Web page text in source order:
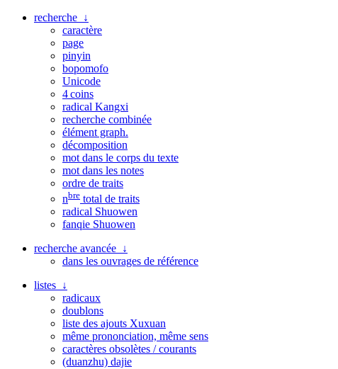
recherche ↓
caractère
page
pinyin
bopomofo
Unicode
4 coins
radical Kangxi
recherche combinée
élément graph.
décomposition
mot dans le corps du texte
mot dans les notes
ordre de traits
nbre total de traits
radical Shuowen
fanqie Shuowen
recherche avancée ↓
dans les ouvrages de référence
listes ↓
radicaux
doublons
liste des ajouts Xuxuan
même prononciation, même sens
caractères obsolètes / courants
(duanzhu) dajie